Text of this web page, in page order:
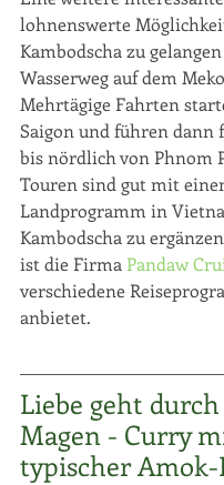
lohnenswerte
Kambodscha zu
Wasserweg auf dem
Mehrtägige Fahrten
Saigon und führen dann
bis nördlich von Phnom
Touren sind gut mit
Landprogramm in
Kambodscha zu
ist die Firma Pandaw
verschiedene
anbietet.
Liebe geht
Magen - Curry
typischer Amok-